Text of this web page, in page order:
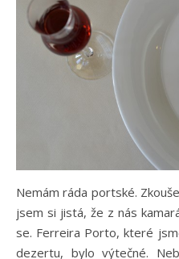
Nemám ráda portské.
jsem si jistá, že z nás
se. Ferreira Porto, které
dezertu, bylo výtečné.